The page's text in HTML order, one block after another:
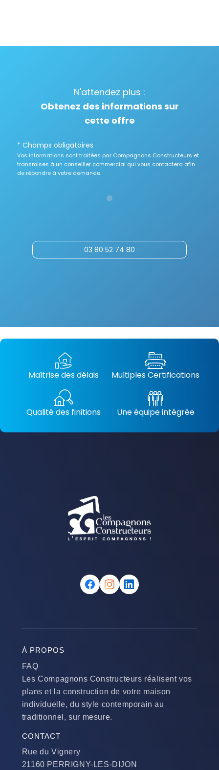
N'attendez plus :
Obtenez des informations sur
cette offre
* Champs obligatoires
Vos informations sont traitées par Compagnons Constructeurs et
transmises à un conseiller commercial qui vous contactera afin
de répondre à votre demande.
03 80 52 74 80
Maîtrise des délais Multiples Certifications
Qualité des finitions Une équipe intégrée
À PROPOS
FAQ
Les Compagnons Constructeurs réalisent vos
plans et la construction de votre maison
individuelle, du style contemporain au
traditionnel, sur mesure.
CONTACT
Rue du Vignery
21160 PERRIGNY-LES-DIJON